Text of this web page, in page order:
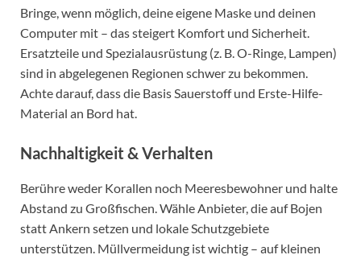
Bringe, wenn möglich, deine eigene Maske und deinen
Computer mit – das steigert Komfort und Sicherheit.
Ersatzteile und Spezialausrüstung (z. B. O-Ringe, Lampen)
sind in abgelegenen Regionen schwer zu bekommen.
Achte darauf, dass die Basis Sauerstoff und Erste-Hilfe-
Material an Bord hat.
Nachhaltigkeit & Verhalten
Berühre weder Korallen noch Meeresbewohner und halte
Abstand zu Großfischen. Wähle Anbieter, die auf Bojen
statt Ankern setzen und lokale Schutzgebiete
unterstützen. Müllvermeidung ist wichtig – auf kleinen